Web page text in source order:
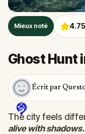
Mieux noté 4.75
Ghost Hunt
Écrit par
The city feels
alive with shadows.